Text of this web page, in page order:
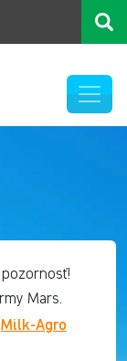
Mars.
Milk-Agro